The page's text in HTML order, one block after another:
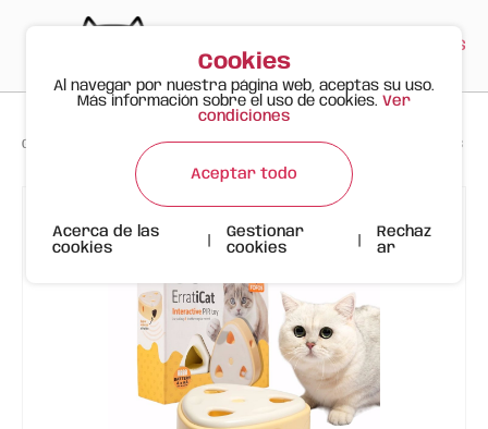
ES
Gato Feliz Productos > > Juguete Interactivo Caja De Queso FOFOS
Cookies
Al navegar por nuestra página web, aceptas su uso.
Más información sobre el uso de cookies. Ver
condiciones
Aceptar todo
Acerca de las
cookies
Gestionar
cookies
Rechaz
ar